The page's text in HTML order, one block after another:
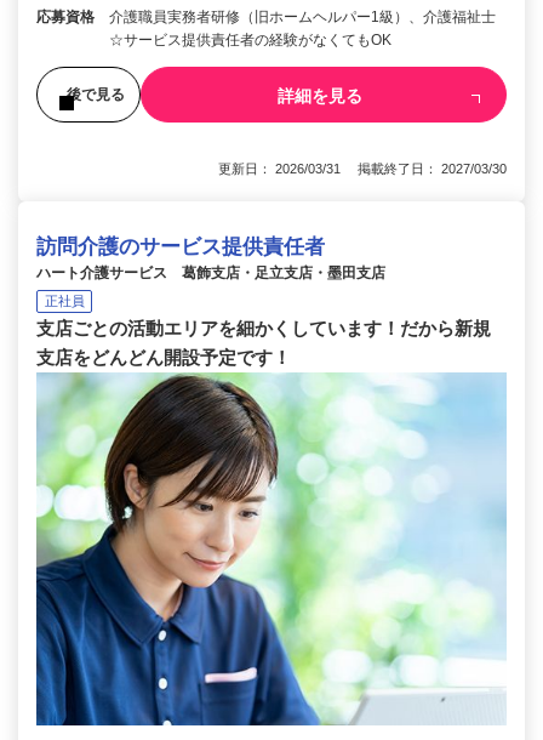
応募資格
介護職員実務者研修（旧ホームヘルパー1級）、介護福祉士
☆サービス提供責任者の経験がなくてもOK
後で見る 詳細を見る
更新日： 2026/03/31 掲載終了日： 2027/03/30
訪問介護のサービス提供責任者
ハート介護サービス 葛飾支店・足立支店・墨田支店
正社員
支店ごとの活動エリアを細かくしています！だから新規
支店をどんどん開設予定です！